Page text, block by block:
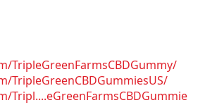
TripleGreenFarmsCBDGummy/
TripleGreenCBDGummiesUS/
Tripl....eGreenFarmsCBDGummie